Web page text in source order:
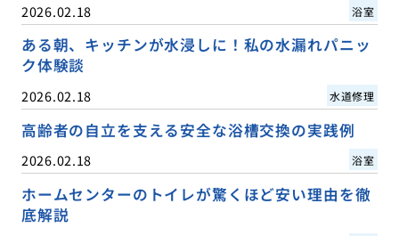
2026.02.18 浴室
ある朝、キッチンが水浸しに！私の水漏れパニッ
ク体験談
2026.02.18 水道修理
高齢者の自立を支える安全な浴槽交換の実践例
2026.02.18 浴室
ホームセンターのトイレが驚くほど安い理由を徹
底解説